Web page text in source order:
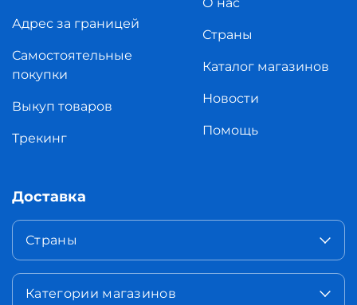
Адрес за границей
Самостоятельные
покупки
Выкуп товаров
Трекинг
О нас
Страны
Каталог магазинов
Новости
Помощь
Доставка
Страны
Категории магазинов